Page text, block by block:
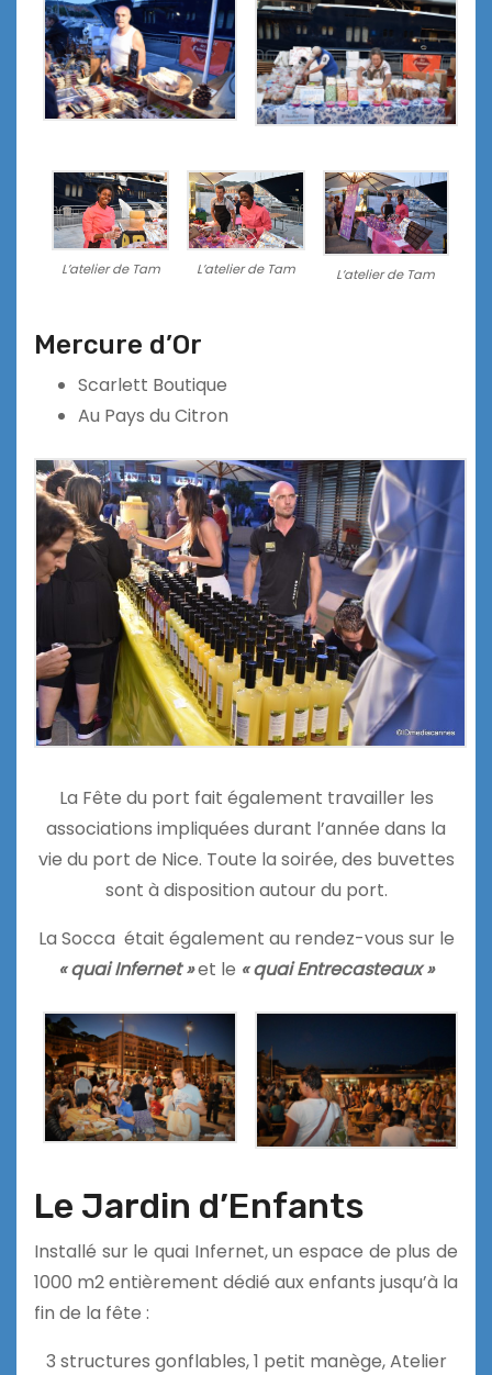
L’atelier de Tam L’atelier de Tam L’atelier de Tam
Mercure d’Or
Scarlett Boutique
Au Pays du Citron
La Fête du port fait également travailler les
associations impliquées durant l’année dans la
vie du port de Nice. Toute la soirée, des buvettes
sont à disposition autour du port.
La Socca était également au rendez-vous sur le
« quai Infernet »et le « quai Entrecasteaux »
Le Jardin d’Enfants
Installé sur le quai Infernet, un espace de plus de
1000 m2 entièrement dédié aux enfants jusqu’à la
fin de la fête :
3 structures gonflables, 1 petit manège, Atelier